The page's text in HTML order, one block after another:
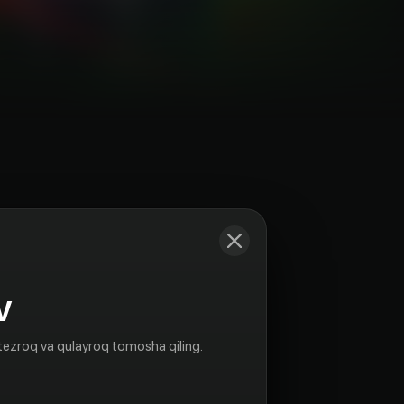
va qulayroq tomosha qiling.